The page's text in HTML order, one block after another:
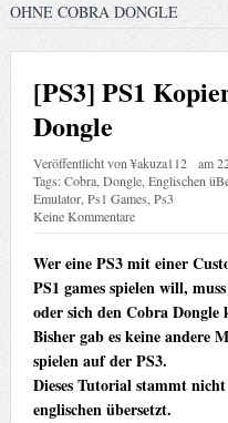
OHNE COBRA DONGLE
[PS3] PS1
Dongle
Veröffentlicht von¥akuza112 am
Tags:Cobra, Dongle, Englischen
Emulator, Ps1 Games Ps3
Keine Kommentare
Wer eine PS3 mit einer
PS1 games spielen will,
oder sich den Cobra Dongle
Bisher gab es keine andere
spielen auf der PS3.
Dieses Tutorial stammt
englischen übersetzt.